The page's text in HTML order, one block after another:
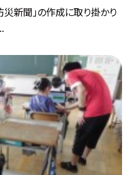
新聞」の作成に取り掛かり